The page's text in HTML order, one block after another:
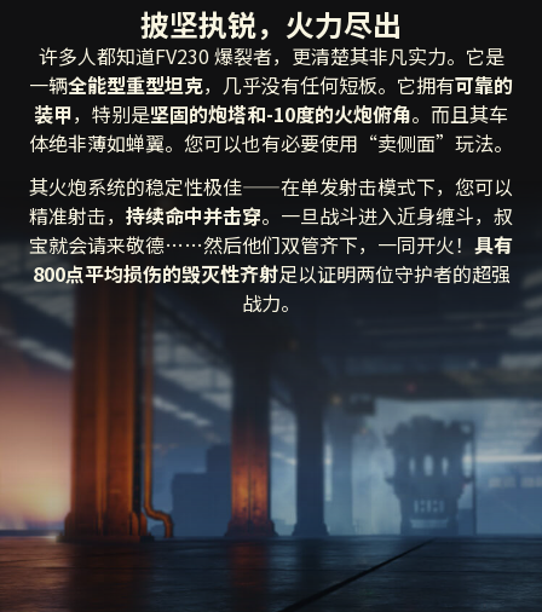
披坚执锐，火力尽出
许多人都知道FV230 爆裂者，更清楚其非凡实力。它是
一辆全能型重型坦克，几乎没有任何短板。它拥有可靠的
装甲，特别是坚固的炮塔和-10度的火炮俯角。而且其车
体绝非薄如蝉翼。您可以也有必要使用“卖侧面”玩法。
其火炮系统的稳定性极佳——在单发射击模式下，您可以
精准射击， 持续命中并击穿。一旦战斗进入近身缠斗，叔
宝就会请来敬德……然后他们双管齐下，一同开火！ 具有
800点平均损伤的毁灭性齐射足以证明两位守护者的超强
战力。